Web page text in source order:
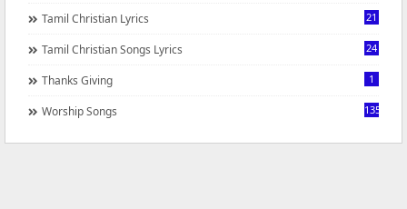
Tamil Christian Lyrics 21
Tamil Christian Songs Lyrics 24
Thanks Giving 1
Worship Songs 1350